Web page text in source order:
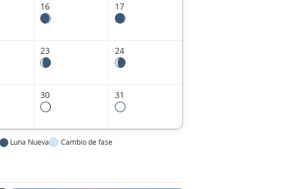
16 17
23 24
30 31
Luna Nueva Cambio de fase